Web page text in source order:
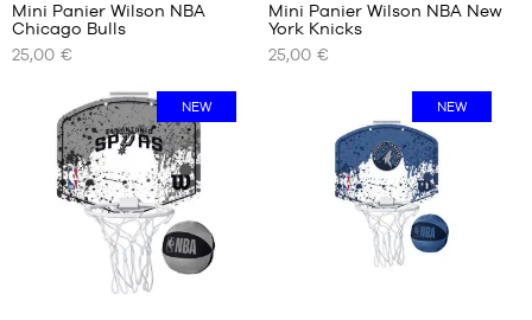
40.5
41
44.5
NOS
TAILLES
Taille
unique
Mini Panier Wilson NBA
Chicago Bulls
25,00 €
NOS
TAILLES
unique
Mini Panier Wilson NBA New
York Knicks
25,00 €
NEW
3
NEW